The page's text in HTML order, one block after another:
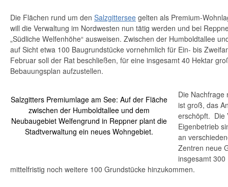
Die Flächen rund um den Salzgittersee gelten als Premium-
will die Verwaltung im Nordwesten nun tätig werden und bei
„Südliche Welfenhöhe“ ausweisen. Zwischen der Humboldtallee
auf Sicht etwa 100 Baugrundstücke vornehmlich für Ein- bis
Februar soll der Rat beschließen, für eine insgesamt 40 Hektar
Bebauungsplan aufzustellen.
Salzgitters Premiumlage am See: Auf der Fläche
zwischen der Humboldtallee und dem
Neubaugebiet Welfengrund in Reppner plant die
Stadtverwaltung ein neues Wohngebiet.
Die Nachfrage
ist groß, das
erschöpft. Die
Eigenbetrieb
an
Zentren neue
insgesamt
mittelfristig noch weitere 100 Grundstücke hinzukommen.